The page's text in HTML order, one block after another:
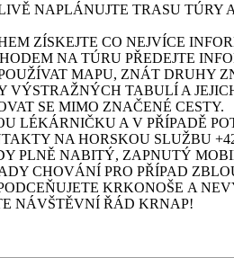
NAPLÁNUJTE TRASU TÚRY
ZÍSKEJTE CO NEJVÍCE
NA TÚRU PŘEDEJTE
MAPU, ZNÁT DRUHY
VÝSTRAŽNÝCH TABULÍ A
SE MIMO ZNAČENÉ CESTY.
LÉKÁRNIČKU A V PŘÍPADĚ
NA HORSKOU SLUŽBU
PLNĚ NABITÝ, ZAPNUTÝ
CHOVÁNÍ PRO PŘÍPAD
KRKONOŠE A
NÁVŠTĚVNÍ ŘÁD KRNAP!